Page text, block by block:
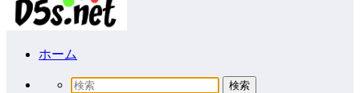
ホーム